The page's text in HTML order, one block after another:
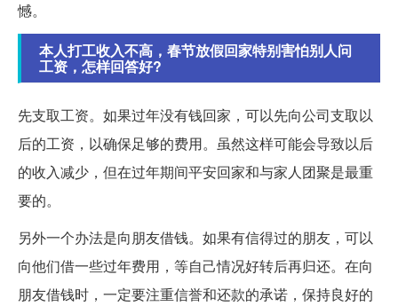
憾。
本人打工收入不高，春节放假回家特别害怕别人问
工资，怎样回答好?
先支取工资。如果过年没有钱回家，可以先向公司支取以
后的工资，以确保足够的费用。虽然这样可能会导致以后
的收入减少，但在过年期间平安回家和与家人团聚是最重
要的。
另外一个办法是向朋友借钱。如果有信得过的朋友，可以
向他们借一些过年费用，等自己情况好转后再归还。在向
朋友借钱时，一定要注重信誉和还款的承诺，保持良好的